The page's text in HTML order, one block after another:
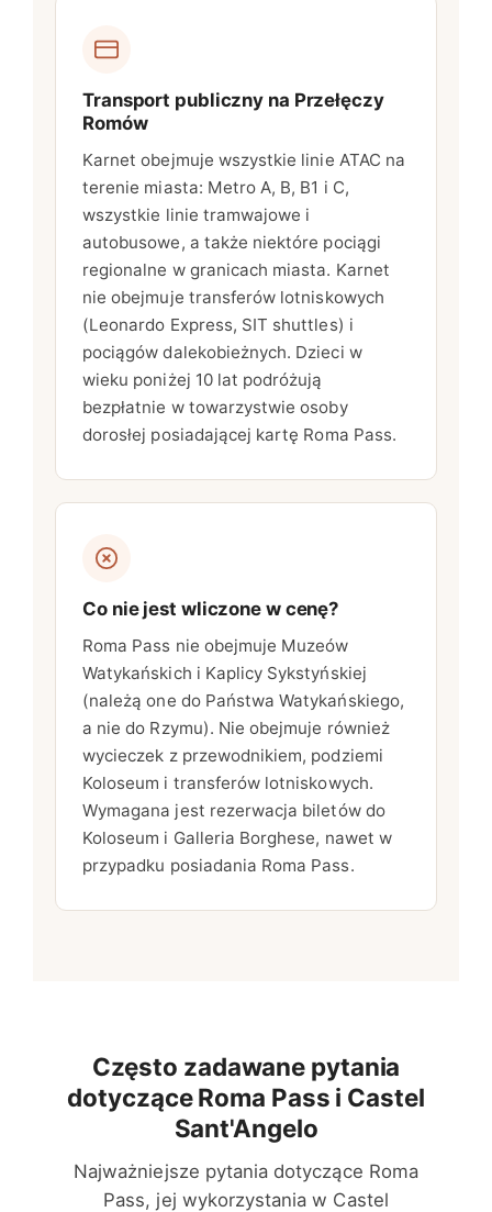
Transport publiczny na Przełęczy
Romów
Karnet obejmuje wszystkie linie ATAC na
terenie miasta: Metro A, B, B1 i C,
wszystkie linie tramwajowe i
autobusowe, a także niektóre pociągi
regionalne w granicach miasta. Karnet
nie obejmuje transferów lotniskowych
(Leonardo Express, SIT shuttles) i
pociągów dalekobieżnych. Dzieci w
wieku poniżej 10 lat podróżują
bezpłatnie w towarzystwie osoby
dorosłej posiadającej kartę Roma Pass.
Co nie jest wliczone w cenę?
Roma Pass nie obejmuje Muzeów
Watykańskich i Kaplicy Sykstyńskiej
(należą one do Państwa Watykańskiego,
a nie do Rzymu). Nie obejmuje również
wycieczek z przewodnikiem, podziemi
Koloseum i transferów lotniskowych.
Wymagana jest rezerwacja biletów do
Koloseum i Galleria Borghese, nawet w
przypadku posiadania Roma Pass.
Często zadawane pytania
dotyczące Roma Pass i Castel
Sant'Angelo
Najważniejsze pytania dotyczące Roma
Pass, jej wykorzystania w Castel